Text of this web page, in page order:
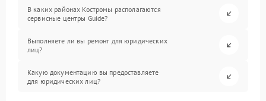
В каких районах Костромы располагаются
сервисные центры Guide?
Выполняете ли вы ремонт для юридических
лиц?
Какую документацию вы предоставляете
для юридических лиц?